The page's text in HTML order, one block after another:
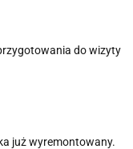
do wizyty
już wyremontowany.